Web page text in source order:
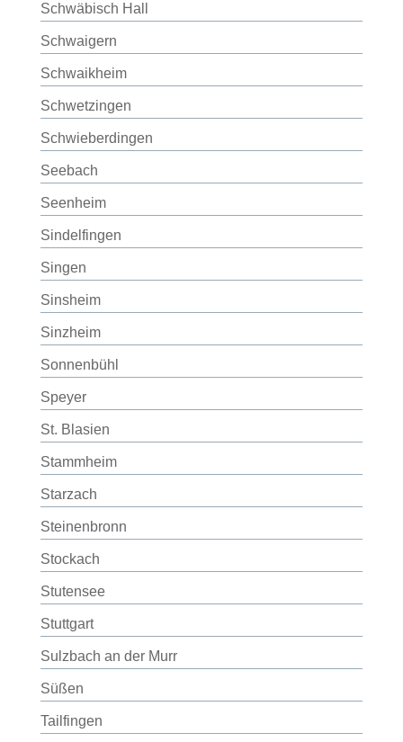
Schwäbisch Hall
Schwaigern
Schwaikheim
Schwetzingen
Schwieberdingen
Seebach
Seenheim
Sindelfingen
Singen
Sinsheim
Sinzheim
Sonnenbühl
Speyer
St. Blasien
Stammheim
Starzach
Steinenbronn
Stockach
Stutensee
Stuttgart
Sulzbach an der Murr
Süßen
Tailfingen